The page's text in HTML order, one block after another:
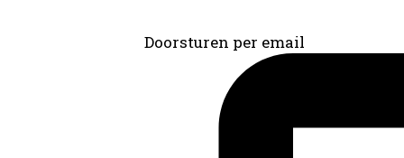
Doorsturen per email